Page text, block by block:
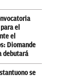
el
el
Diomande
debutará
se